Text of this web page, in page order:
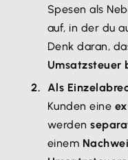
Spesen als
auf, in der du
Denk daran,
Umsatzsteuer
Als
Kunden eine
werden
einem